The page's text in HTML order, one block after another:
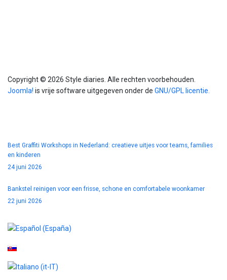
Copyright © 2026 Style diaries. Alle rechten voorbehouden.
Joomla! is vrije software uitgegeven onder de GNU/GPL licentie.
Best Graffiti Workshops in Nederland: creatieve uitjes voor teams, families
en kinderen
24 juni 2026
Bankstel reinigen voor een frisse, schone en comfortabele woonkamer
22 juni 2026
Selecteer de taal